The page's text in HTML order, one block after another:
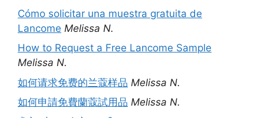
Cómo solicitar una muestra gratuita de
Lancome Melissa N.
How to Request a Free Lancome Sample
Melissa N.
如何请求免费的兰蔻样品 Melissa N.
如何申請免費蘭蔻試用品 Melissa N.